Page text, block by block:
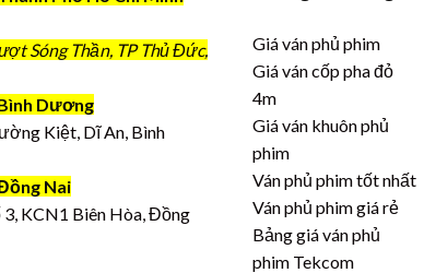
Sóng Thần, TP Thủ Đức,
Dương
Kiệt, Dĩ An, Bình
Nai
KCN1 Biên Hòa, Đồng
Giá ván phủ phim
Giá ván cốp pha đỏ
4m
Giá ván khuôn phủ
phim
Ván phủ phim tốt nhất
Ván phủ phim giá rẻ
Bảng giá ván phủ
phim Tekcom